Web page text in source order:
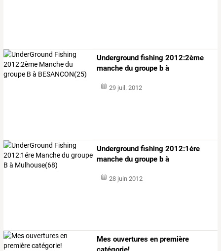
Underground fishing 2012:2ème
manche du groupe b à
29 juil. 2012
Underground fishing 2012:1ére
manche du groupe b à
28 juin 2012
Mes ouvertures en première